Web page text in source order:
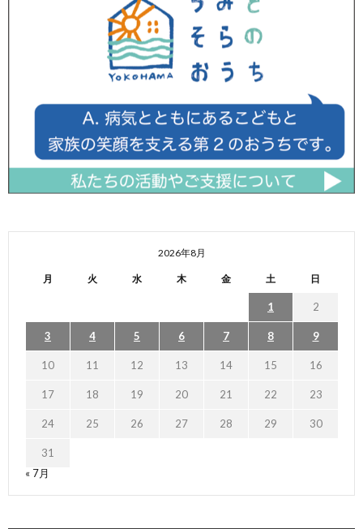
2026年8月
月 火 水 木 金 土 日
1 2
3 4 5 6 7 8 9
10 11 12 13 14 15 16
17 18 19 20 21 22 23
24 25 26 27 28 29 30
31
« 7月